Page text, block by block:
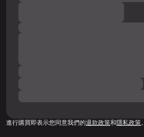
進行購買即表示您同意我們的退款政策和隱私政策。